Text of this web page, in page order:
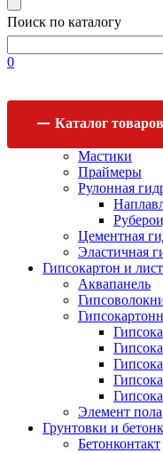
Поиск по каталогу
0
Каталог товаров
Мастики
Праймеры
Рулонная
Цементная
Эластичная
Гипсокартон и
Аквапанель
Элемент пола
Грунтовки и
Бетонконтакт